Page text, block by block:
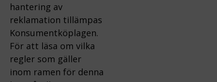
hantering av
reklamation tillämpas
Konsumentköplagen.
För att läsa om vilka
regler som gäller
inom ramen för denna